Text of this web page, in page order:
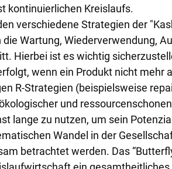
kontinuierlichen Kreislaufs.
verschiedene Strategien der
Wartung, Wiederverwendung,
Hierbei ist es wichtig
wenn ein Produkt nicht mehr
R-Strategien (beispielsweise
und
lange zu nutzen, um sein
Wandel in der
betrachtet werden. Das